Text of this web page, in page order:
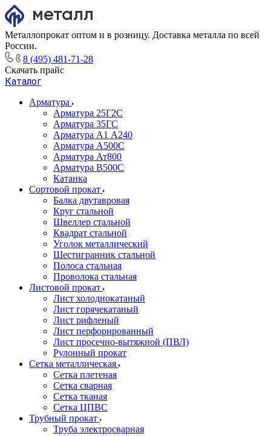
Металлопрокат оптом и в розницу. Доставка металла по всей
России.
8 (495) 481-71-28
Скачать прайс
Каталог
Арматура
Арматура 25Г2С
Арматура 35ГС
Арматура А1 А240
Арматура А500С
Арматура Ат800
Арматура В500С
Катанка
Сортовой прокат
Балка двутавровая
Круг стальной
Швеллер стальной
Квадрат стальной
Уголок металлический
Шестигранник стальной
Полоса стальная
Проволока стальная
Листовой прокат
Лист холоднокатаный
Лист горячекатаный
Лист рифленый
Лист перфорированный
Лист просечно-вытяжной (ПВЛ)
Рулонный прокат
Сетка металлическая
Сетка плетеная
Сетка сварная
Сетка тканая
Сетка ЦПВС
Трубный прокат
Труба электросварная